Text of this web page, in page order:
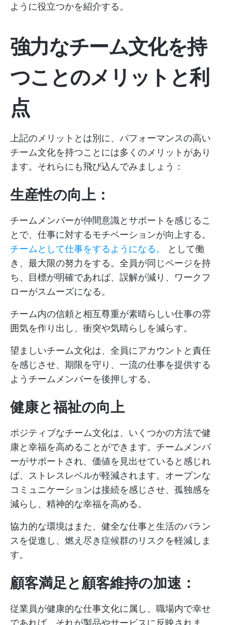
ように役立つかを紹介する。
強力なチーム文化を持
つことのメリットと利
点
上記のメリットとは別に、パフォーマンスの高い
チーム文化を持つことには多くのメリットがあり
ます。それらにも飛び込んでみましょう：
生産性の向上：
チームメンバーが仲間意識とサポートを感じるこ
とで、仕事に対するモチベーションが向上する。
チームとして仕事をするようになる。
として働
き、最大限の努力をする。全員が同じページを持
ち、目標が明確であれば、誤解が減り、ワークフ
ローがスムーズになる。
チーム内の信頼と相互尊重が素晴らしい仕事の雰
囲気を作り出し、衝突や気晴らしを減らす。
望ましいチーム文化は、全員にアカウントと責任
を感じさせ、期限を守り、一流の仕事を提供する
ようチームメンバーを後押しする。
健康と福祉の向上
ポジティブなチーム文化は、いくつかの方法で健
康と幸福を高めることができます。チームメンバ
ーがサポートされ、価値を見出せていると感じれ
ば、ストレスレベルが軽減されます。オープンな
コミュニケーションは接続を感じさせ、孤独感を
減らし、精神的な幸福を高める。
協力的な環境はまた、健全な仕事と生活のバラン
スを促進し、燃え尽き症候群のリスクを軽減しま
す。
顧客満足と顧客維持の加速：
従業員が健康的な仕事文化に属し、職場内で幸せ
であれば、それが製品やサービスに反映されま